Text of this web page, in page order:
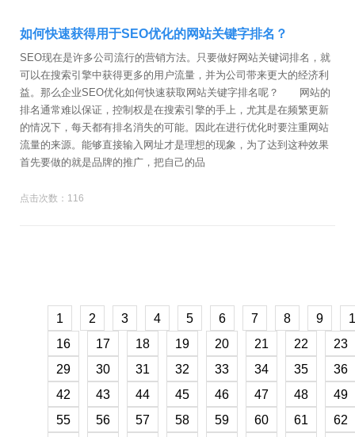
如何快速获得用于SEO优化的网站关键字排名？
SEO现在是许多公司流行的营销方法。只要做好网站关键词排名，就
可以在搜索引擎中获得更多的用户流量，并为公司带来更大的经济利
益。那么企业SEO优化如何快速获取网站关键字排名呢？ 网站的
排名通常难以保证，控制权是在搜索引擎的手上，尤其是在频繁更新
的情况下，每天都有排名消失的可能。因此在进行优化时要注重网站
流量的来源。能够直接输入网址才是理想的现象，为了达到这种效果
首先要做的就是品牌的推广，把自己的品
点击次数：116
1 2 3 4 5 6 7 8 9
16
17 18 19 20 21 22
23
29
30 31 32 33 34 35
36
42
43 44 45 46 47 48
49
55
56 57 58 59 60 61
62